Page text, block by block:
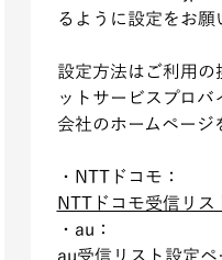
るように設定をお願
設定方法はご利用の
ットサービスプロバ
会社のホームページ
・NTTドコモ：
NTTドコモ受信リス
・au：
au受信リスト設定ペ